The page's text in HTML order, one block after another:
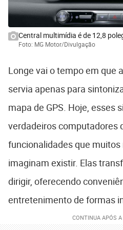
Central multimídia é de 12,8
Foto: MG Motor/Divulgação
Longe vai o tempo em que a
servia apenas para
mapa de GPS. Hoje, esses
verdadeiros computadores
funcionalidades que
imaginam existir. Elas
dirigir, oferecendo
entretenimento de formas